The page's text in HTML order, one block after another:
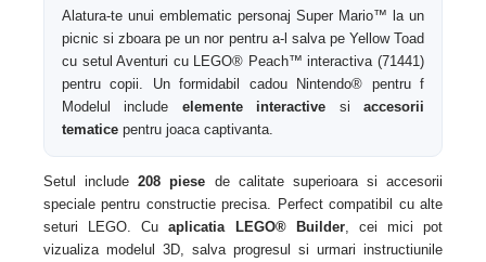
Alatura-te unui emblematic personaj Super Mario™ la un
picnic si zboara pe un nor pentru a-l salva pe Yellow Toad
cu setul Aventuri cu LEGO® Peach™ interactiva (71441)
pentru copii. Un formidabil cadou Nintendo® pentru f
Modelul include elemente interactive siaccesorii
tematice pentru joaca captivanta.
Setul include208 piese de calitate superioara si accesorii
speciale pentru constructie precisa. Perfect compatibil cu alte
seturi LEGO. Cuaplicatia LEGO® Builder, cei mici pot
vizualiza modelul 3D, salva progresul si urmari instructiunile